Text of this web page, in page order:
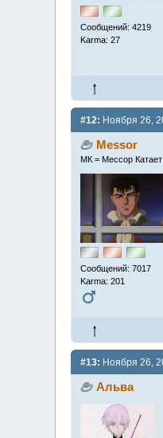
Сообщений: 4219
Karma: 27
#12: Ноября 26,
Messor
МК = Мессор Катает
Сообщений: 7017
Karma: 201
#13: Ноября 26,
Альва